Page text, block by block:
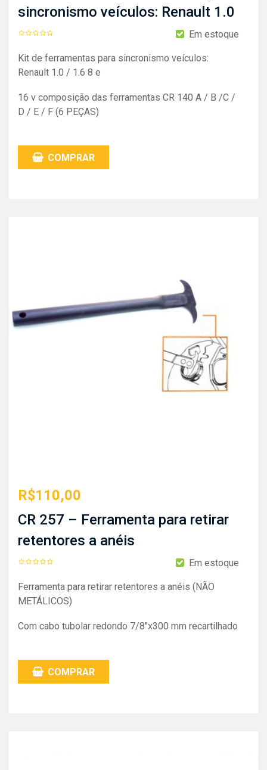
sincronismo veículos: Renault 1.0
Em estoque
Kit de ferramentas para sincronismo veículos:
Renault 1.0 / 1.6 8 e
16 v composição das ferramentas CR 140 A / B /C /
D / E / F (6 PEÇAS)
COMPRAR
R$110,00
CR 257 – Ferramenta para retirar
retentores a anéis
Em estoque
Ferramenta para retirar retentores a anéis (NÃO
METÁLICOS)
Com cabo tubolar redondo 7/8″x300 mm recartilhado
COMPRAR